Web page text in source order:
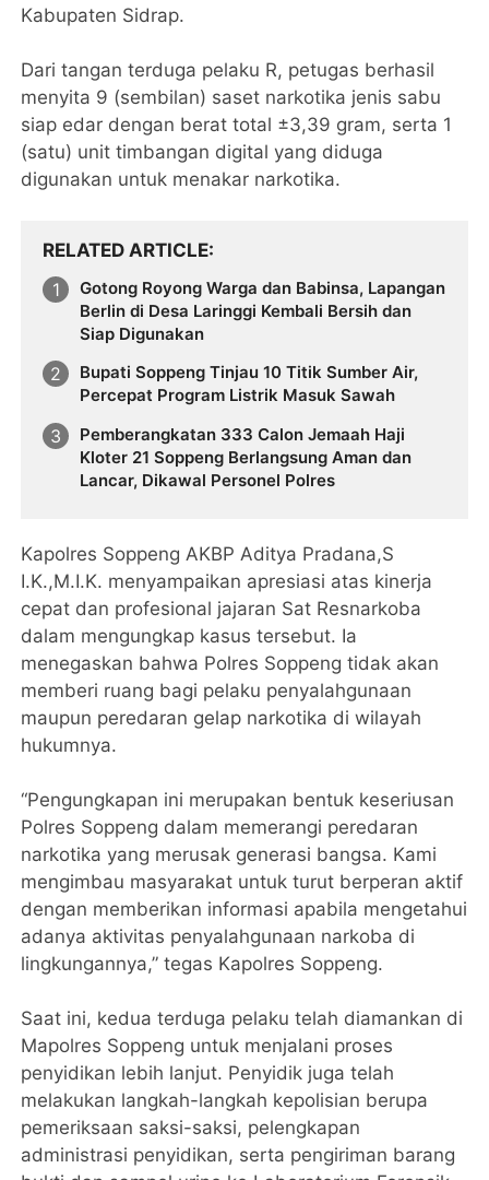
Kabupaten Sidrap.
Dari tangan terduga pelaku R, petugas berhasil
menyita 9 (sembilan) saset narkotika jenis sabu
siap edar dengan berat total ±3,39 gram, serta 1
(satu) unit timbangan digital yang diduga
digunakan untuk menakar narkotika.
RELATED ARTICLE
Gotong Royong Warga dan Babinsa, Lapangan
Berlin di Desa Laringgi Kembali Bersih dan
Siap Digunakan
Bupati Soppeng Tinjau 10 Titik Sumber Air,
Percepat Program Listrik Masuk Sawah
Pemberangkatan 333 Calon Jemaah Haji
Kloter 21 Soppeng Berlangsung Aman dan
Lancar, Dikawal Personel Polres
Kapolres Soppeng AKBP Aditya Pradana,S
I.K.,M.I.K. menyampaikan apresiasi atas kinerja
cepat dan profesional jajaran Sat Resnarkoba
dalam mengungkap kasus tersebut. Ia
menegaskan bahwa Polres Soppeng tidak akan
memberi ruang bagi pelaku penyalahgunaan
maupun peredaran gelap narkotika di wilayah
hukumnya.
“Pengungkapan ini merupakan bentuk keseriusan
Polres Soppeng dalam memerangi peredaran
narkotika yang merusak generasi bangsa. Kami
mengimbau masyarakat untuk turut berperan aktif
dengan memberikan informasi apabila mengetahui
adanya aktivitas penyalahgunaan narkoba di
lingkungannya,” tegas Kapolres Soppeng.
Saat ini, kedua terduga pelaku telah diamankan di
Mapolres Soppeng untuk menjalani proses
penyidikan lebih lanjut. Penyidik juga telah
melakukan langkah-langkah kepolisian berupa
pemeriksaan saksi-saksi, pelengkapan
administrasi penyidikan, serta pengiriman barang